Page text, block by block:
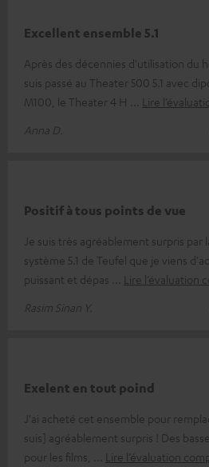
Excellent ensemble 5.1
Après des décennies d'utilisation du
suis passé au Theater 500 5.1 avec
M100, le Theater 4 H
Lire
Anna D.
Positif à tous points de vue
Je suis très agréablement surpris par
système 5.1 de Teufel que je viens
puissant et dépas
Lire l’évaluation
Rasim Sinan Y.
Exelent en tout poind
J'ai acheté cet ensemble pour
suis] agréablement surpris ! Des
pour les films,
Lire l’évaluation